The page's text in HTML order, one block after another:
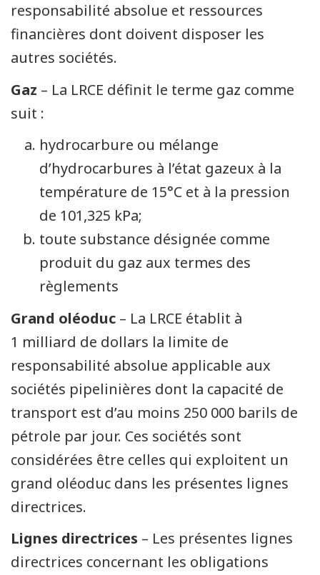
responsabilité absolue et ressources
financières dont doivent disposer les
autres sociétés.
Gaz – La LRCE définit le terme gaz comme
suit :
hydrocarbure ou mélange
d’hydrocarbures à l’état gazeux à la
température de 15°C et à la pression
de 101,325 kPa;
toute substance désignée comme
produit du gaz aux termes des
règlements
Grand oléoduc – La LRCE établit à
1 milliard de dollars la limite de
responsabilité absolue applicable aux
sociétés pipelinières dont la capacité de
transport est d’au moins 250 000 barils de
pétrole par jour. Ces sociétés sont
considérées être celles qui exploitent un
grand oléoduc dans les présentes lignes
directrices.
Lignes directrices – Les présentes lignes
directrices concernant les obligations